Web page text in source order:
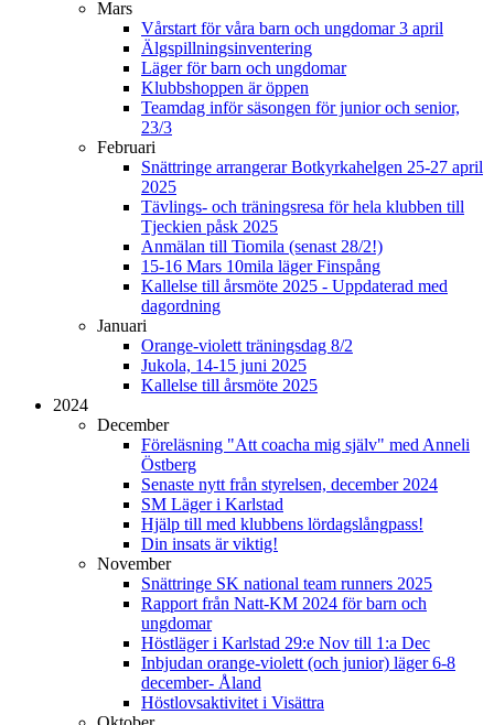
Mars
Vårstart för våra barn och ungdomar 3 april
Älgspillningsinventering
Läger för barn och ungdomar
Klubbshoppen är öppen
Teamdag inför säsongen för junior och senior,
23/3
Februari
Snättringe arrangerar Botkyrkahelgen 25-27 april
2025
Tävlings- och träningsresa för hela klubben till
Tjeckien påsk 2025
Anmälan till Tiomila (senast 28/2!)
15-16 Mars 10mila läger Finspång
Kallelse till årsmöte 2025 - Uppdaterad med
dagordning
Januari
Orange-violett träningsdag 8/2
Jukola, 14-15 juni 2025
Kallelse till årsmöte 2025
2024
December
Föreläsning "Att coacha mig själv" med Anneli
Östberg
Senaste nytt från styrelsen, december 2024
SM Läger i Karlstad
Hjälp till med klubbens lördagslångpass!
Din insats är viktig!
November
Snättringe SK national team runners 2025
Rapport från Natt-KM 2024 för barn och
ungdomar
Höstläger i Karlstad 29:e Nov till 1:a Dec
Inbjudan orange-violett (och junior) läger 6-8
december- Åland
Höstlovsaktivitet i Visättra